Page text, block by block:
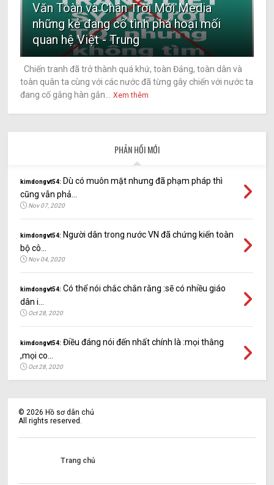
Văn Toàn và Chân Trời Mới Media
những kẻ đang cố tình phá hoại mối
quan hệ Việt - Trung
Chiến tranh đã trở thành quá khứ, toàn Đảng, toàn dân và
toàn quân ta cùng với các nước đã từng gây chiến với nước ta
đang cố gắng hàn gắn...
Xem thêm
PHẢN HỒI MỚI
kimdongvt54: Dù có muôn mặt nhưng đã phạm pháp thì
cũng vẫn phả...
Nov 07, 2020
kimdongvt54: Người dân trong nước VN đã chứng kiến toàn
bộ cô...
Nov 04, 2020
kimdongvt54: Có thể nói chắc chắn rằng :sẽ có nhiều giáo
dân i...
Oct 28, 2020
kimdongvt54: Điều đáng nói đến nhất chính là :mọi thằng
,mọi co...
Oct 28, 2020
©2026 Hồ sơ dân chủ
All rights reserved.
Trang chủ